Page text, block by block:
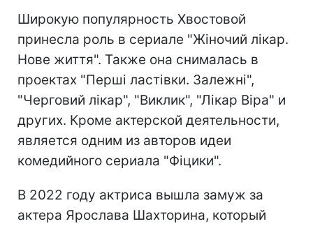
Широкую популярность Хвостовой
принесла роль в сериале "Жіночий лікар.
Нове життя". Также она снималась в
проектах "Перші ластівки. Залежні",
"Черговий лікар", "Виклик", "Лікар Віра" и
других. Кроме актерской деятельности,
является одним из авторов идеи
комедийного сериала "Фіцики".
В 2022 году актриса вышла замуж за
актера Ярослава Шахторина, который